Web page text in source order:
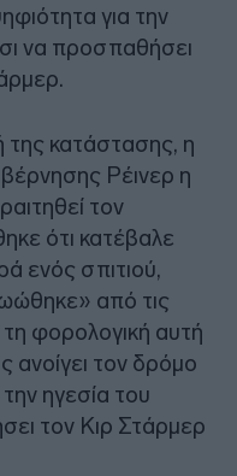
για την
να προσπαθήσει
της κατάστασης, η
Ρέινερ η
τον
ότι κατέβαλε
ενός σπιτιού,
από τις
φορολογική αυτή
ανοίγει τον δρόμο
ηγεσία του
τον Κιρ Στάρμερ